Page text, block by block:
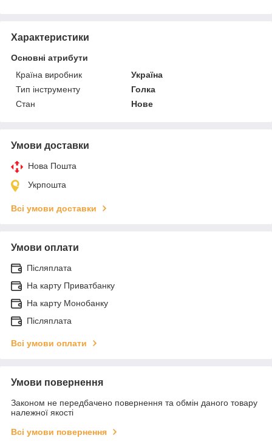
Характеристики
Основні атрибути
Країна виробник
Україна
Тип інструменту
Голка
Стан
Нове
Умови доставки
Нова Пошта
Укрпошта
Всі умови доставки
Умови оплати
Післяплата
На карту Приватбанку
На карту Монобанку
Післяплата
Всі умови оплати
Умови повернення
Законом не передбачено повернення та обмін даного товару
належної якості
Всі умови повернення